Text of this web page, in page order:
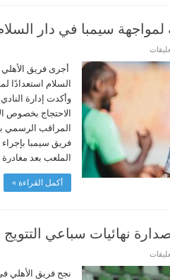
لمواجهة سيمبا في دار
يُنهي
استعداداته
مغلقة
أجرى فريق الأهلي
السلام استعدادًا
وأكدت إدارة
الاحتجاج بخصوص
المراقب الرسمي
فريق سيمبا
الملعب بعد
أكمل القراءة »
نهائيات سباعي
ينجح
نجح فريق الأهلي